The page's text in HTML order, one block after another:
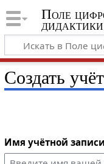
Поле
дидактики
Создать
Имя учётной записи